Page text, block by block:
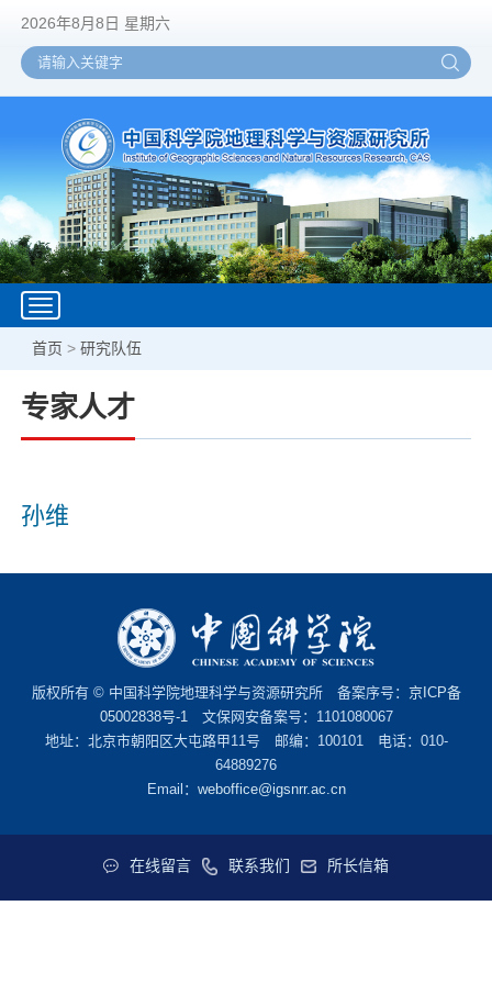
2026年8月8日 星期六
Toggle
navigation
首页 >研究队伍
专家人才
孙维
版权所有 © 中国科学院地理科学与资源研究所 备案序号： 京ICP备
05002838号-1文保网安备案号：1101080067
地址：北京市朝阳区大屯路甲11号 邮编：100101 电话：010-
64889276
Email： weboffice@igsnrr.ac.cn
在线留言 联系我们 所长信箱